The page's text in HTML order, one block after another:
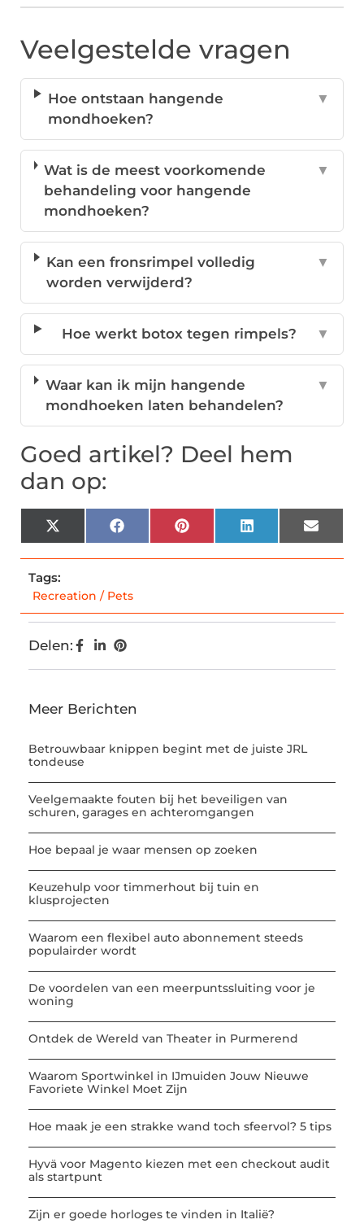
Veelgestelde vragen
Hoe ontstaan hangende
mondhoeken?
▼
Wat is de meest voorkomende
behandeling voor hangende
mondhoeken?
▼
Kan een fronsrimpel volledig
worden verwijderd?
▼
Hoe werkt botox tegen rimpels? ▼
Waar kan ik mijn hangende
mondhoeken laten behandelen?
▼
Goed artikel? Deel hem
dan op:
X
(Twitter)
FacebookPinterestLinkedInEmail
Tags:
Recreation / Pets
Delen:
Meer Berichten
Betrouwbaar knippen begint met de juiste JRL
tondeuse
Veelgemaakte fouten bij het beveiligen van
schuren, garages en achteromgangen
Hoe bepaal je waar mensen op zoeken
Keuzehulp voor timmerhout bij tuin en
klusprojecten
Waarom een flexibel auto abonnement steeds
populairder wordt
De voordelen van een meerpuntssluiting voor je
woning
Ontdek de Wereld van Theater in Purmerend
Waarom Sportwinkel in IJmuiden Jouw Nieuwe
Favoriete Winkel Moet Zijn
Hoe maak je een strakke wand toch sfeervol? 5 tips
Hyvä voor Magento kiezen met een checkout audit
als startpunt
Zijn er goede horloges te vinden in Italië?